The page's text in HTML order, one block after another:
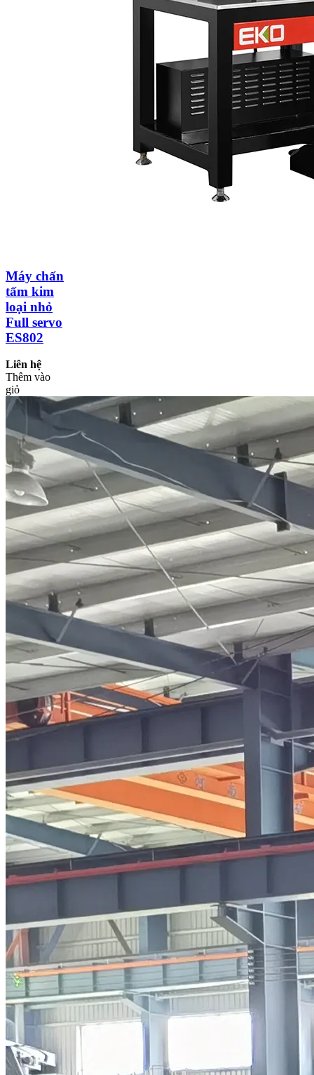
Máy chấn
tấm kim
loại nhỏ
Full servo
ES802
Liên hệ
Thêm vào
giỏ